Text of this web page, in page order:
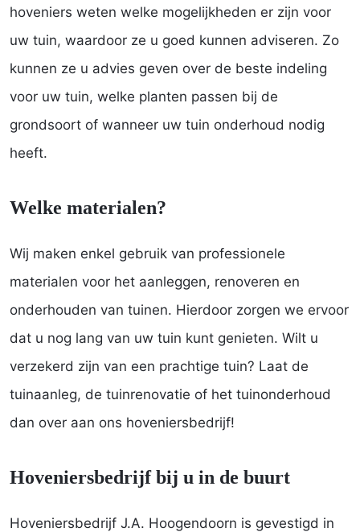
hoveniers weten welke mogelijkheden er zijn voor
uw tuin, waardoor ze u goed kunnen adviseren. Zo
kunnen ze u advies geven over de beste indeling
voor uw tuin, welke planten passen bij de
grondsoort of wanneer uw tuin onderhoud nodig
heeft.
Welke materialen?
Wij maken enkel gebruik van professionele
materialen voor het aanleggen, renoveren en
onderhouden van tuinen. Hierdoor zorgen we ervoor
dat u nog lang van uw tuin kunt genieten. Wilt u
verzekerd zijn van een prachtige tuin? Laat de
tuinaanleg, de tuinrenovatie of het tuinonderhoud
dan over aan ons hoveniersbedrijf!
Hoveniersbedrijf bij u in de buurt
Hoveniersbedrijf J.A. Hoogendoorn is gevestigd in